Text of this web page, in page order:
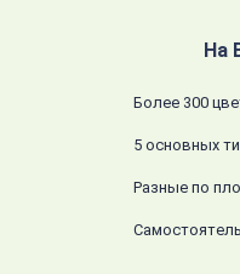
На
Более 300
5 основных
Разные по